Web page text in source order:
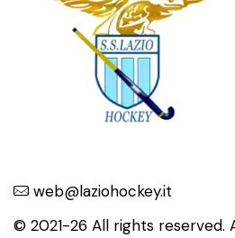
web@laziohockey.it
© 2021-26 All rights reserved.